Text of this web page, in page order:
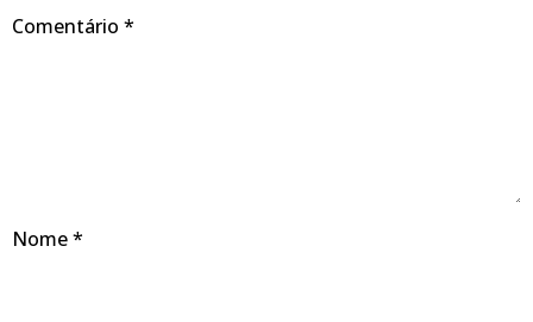
Comentário *
Nome*